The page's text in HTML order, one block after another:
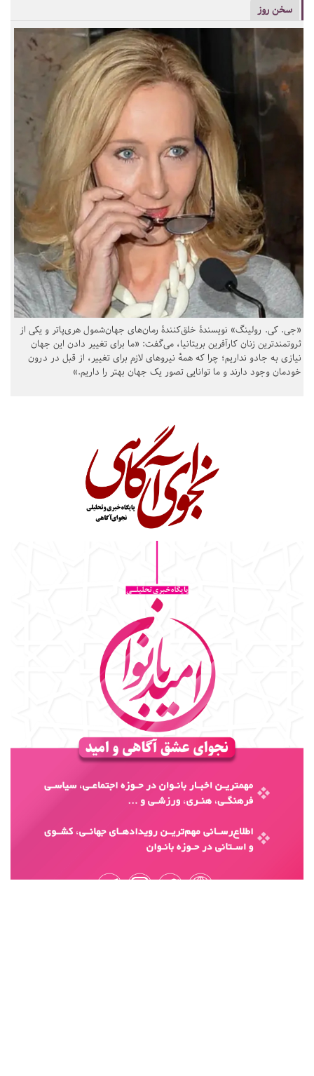
سخن روز
«جی. کی. رولینگ» نویسندهٔ خلق‌کنندهٔ رمان‌های جهان‌شمول هری‌پاتر و یکی از
ثروتمندترین زنان کارآفرین بریتانیا، می‌گفت: «ما برای تغییر دادن این جهان
نیازی به جادو نداریم؛ چرا که همهٔ نیروهای لازم برای تغییر، از قبل در درون
خودمان وجود دارند و ما توانایی تصور یک جهان بهتر را داریم.»